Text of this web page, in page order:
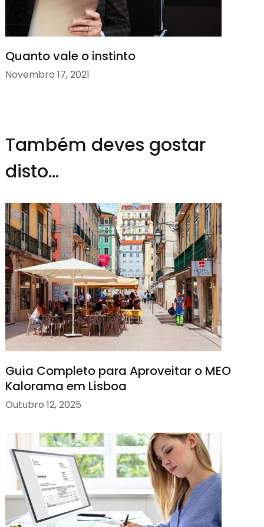
Quanto vale o instinto
Novembro 17, 2021
Também deves gostar
disto...
Guia Completo para Aproveitar o MEO
Kalorama em Lisboa
Outubro 12, 2025